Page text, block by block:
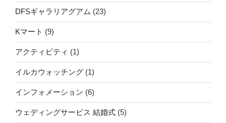
DFSギャラリアグアム (23)
Kマート (9)
アクティビティ (1)
イルカウォッチング (1)
インフォメーション (6)
ウェディングサービス 結婚式 (5)